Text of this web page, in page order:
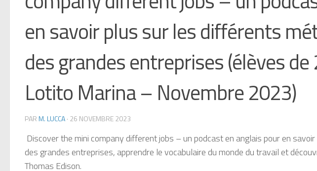
en savoir plus sur les différents
des grandes entreprises (élèves
Lotito Marina – Novembre 2023)
PARM. LUCCA· 26 NOVEMBRE 2023
Discover the mini company different jobs – un podcast en anglais pour en
des grandes entreprises, apprendre le vocabulaire du monde du travail et
Thomas Edison.